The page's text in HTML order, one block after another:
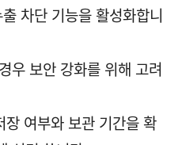
차단 기능을 활성화합니
우 보안 강화를 위해 고려
장 여부와 보관 기간을 확